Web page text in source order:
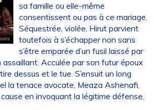
sa famille ou elle-même
consentissent ou pas à ce mariage.
Séquestrée, violée, Hirut parvient
toutefois à s’échapper non sans
s’être emparée d’un fusil laissé par
Acculée par son futur époux
dessus et le tue. S’ensuit un long
la tenace avocate, Meaza Ashenafi,
en invoquant la légitime défense.